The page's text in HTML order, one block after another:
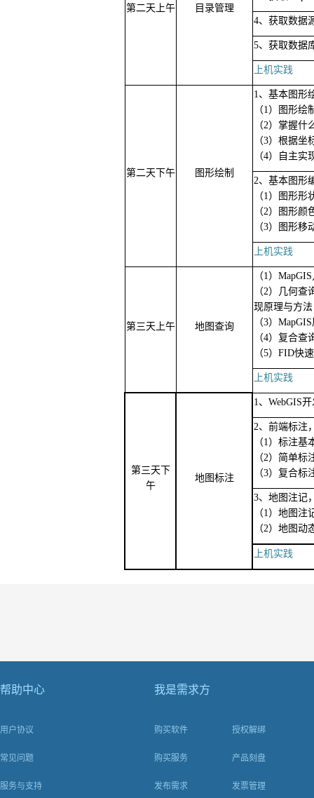
第二天上午 目录管理
4、获取数据
5、获取数据
上机实践
第二天下午 图形绘制
1、基本图形
（1）图形绘
（2）掌握
（3）根据坐
（4）自主
2、基本图形
（1）图形形
（2）图形颜
（3）图形移
上机实践
第三天上午 地图查询
（1）
（2）几何
现原理与方
（3）
（4）复合
（5）FID快
上机实践
第三天下
午
地图标注
1、WebGIS
2、前端标注
（1）标注基
（2）简单
（3）复合
3、地图注记
（1）地图注
（2）地图动
上机实践
帮助中心
用户协议
常见问题
服务与支持
我是需求方
购买软件
购买服务
发布需求
授权解绑
产品刻盘
发票管理